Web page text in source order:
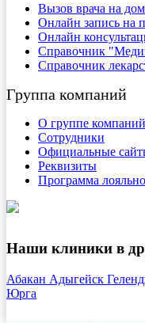
Вызов врача на дом
Онлайн запись на
Онлайн
Справочник
Справочник
Группа компаний
О группе компаний
Сотрудники
Официальные
Реквизиты
Программа
Наши клиники в
Абакан Адыгейск
Юрга